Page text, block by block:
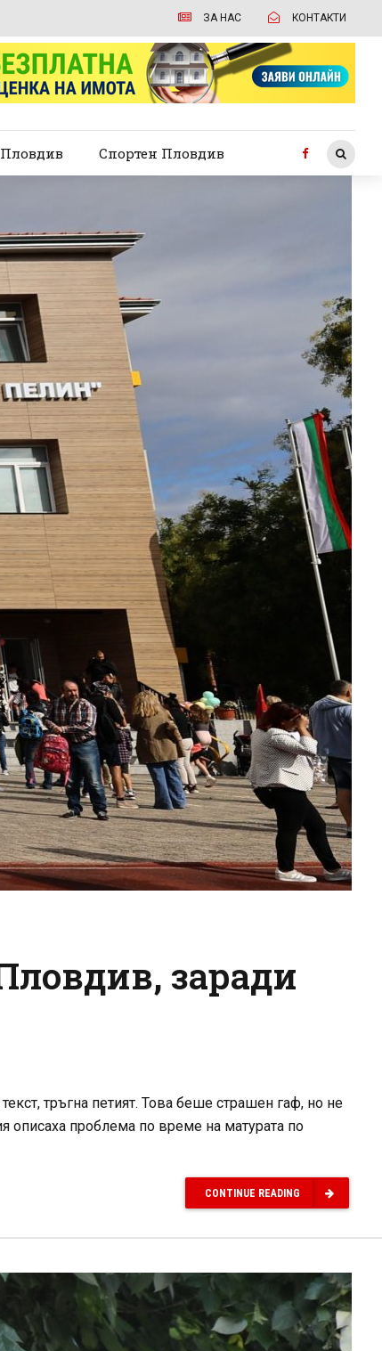
ЗА НАС КОНТАКТИ
Спортен Пловдив
заради
тръгна петият. Това беше страшен гаф, но не
описаха проблема по време на матурата по
CONTINUE READING